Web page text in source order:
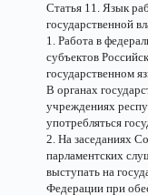
Статья 11. Язык
государственной
1. Работа в
субъектов
государственном
В органах
учреждениях
употребляться
2. На заседаниях
парламентских
выступать на
Федерации при